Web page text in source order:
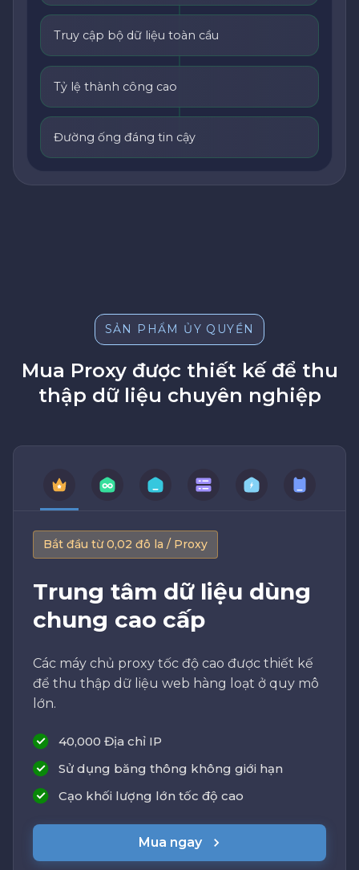
Truy cập bộ dữ liệu toàn cầu
Tỷ lệ thành công cao
Đường ống đáng tin cậy
SẢN PHẨM ỦY QUYỀN
Mua Proxy được thiết kế để thu
thập dữ liệu chuyên nghiệp
Bắt đầu từ 0,02 đô la / Proxy
Trung tâm dữ liệu dùng
chung cao cấp
Các máy chủ proxy tốc độ cao được thiết kế
để thu thập dữ liệu web hàng loạt ở quy mô
lớn.
40,000 Địa chỉ IP
Sử dụng băng thông không giới hạn
Cạo khối lượng lớn tốc độ cao
Mua ngay